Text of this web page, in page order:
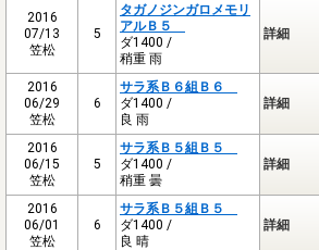
2016
07/13
笠松
5
タガノジンガロメモリ
アルＢ５
ダ1400 /
稍重 雨
詳細
2016
06/29
笠松
6
サラ系Ｂ６組Ｂ６
ダ1400 /
良 雨
詳細
2016
06/15
笠松
5
サラ系Ｂ５組Ｂ５
ダ1400 /
稍重 曇
詳細
2016
06/01
笠松
6
サラ系Ｂ５組Ｂ５
ダ1400 /
良 晴
詳細